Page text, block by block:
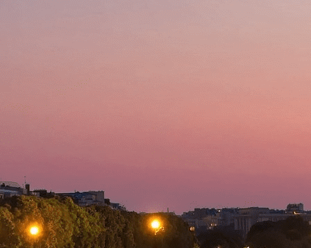
Our Association
Activities
Join us
?>
Images de la page d'accueil